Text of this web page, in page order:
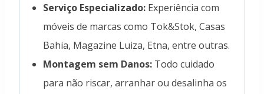
Serviço Especializado: Experiência com
móveis de marcas como Tok&Stok, Casas
Bahia, Magazine Luiza, Etna, entre outras.
Montagem sem Danos: Todo cuidado
para não riscar, arranhar ou desalinha os